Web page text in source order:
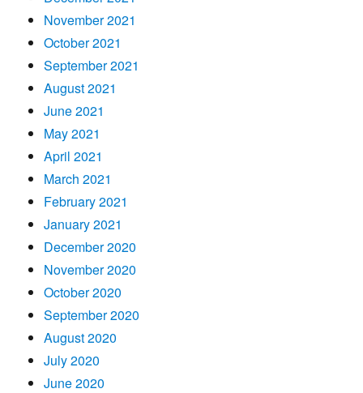
November 2021
October 2021
September 2021
August 2021
June 2021
May 2021
April 2021
March 2021
February 2021
January 2021
December 2020
November 2020
October 2020
September 2020
August 2020
July 2020
June 2020